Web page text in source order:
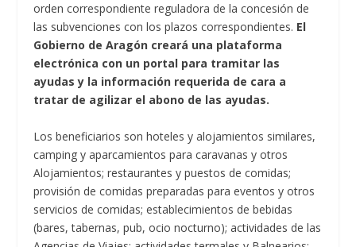
orden correspondiente reguladora de la concesión de
las subvenciones con los plazos correspondientes. El
Gobierno de Aragón creará una plataforma
electrónica con un portal para tramitar las
ayudas y la información requerida de cara a
tratar de agilizar el abono de las ayudas.
Los beneficiarios son hoteles y alojamientos similares,
camping y aparcamientos para caravanas y otros
Alojamientos; restaurantes y puestos de comidas;
provisión de comidas preparadas para eventos y otros
servicios de comidas; establecimientos de bebidas
(bares, tabernas, pub, ocio nocturno); actividades de las